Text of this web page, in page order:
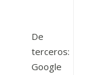
De
terceros:
Google